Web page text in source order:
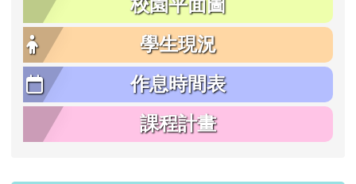
校園平面圖
學生現況
作息時間表
課程計畫